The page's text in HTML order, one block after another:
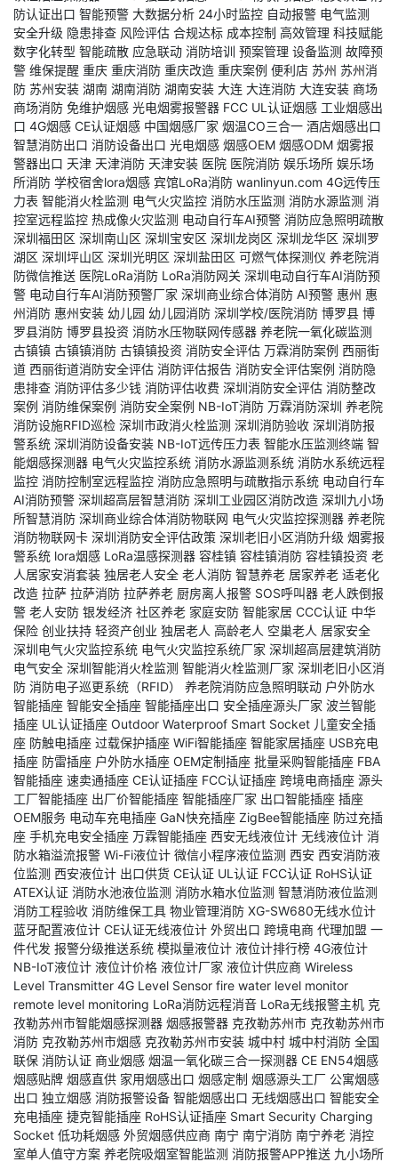
防认证出口 智能预警 大数据分析 24小时监控 自动报警 电气监测
安全升级 隐患排查 风险评估 合规达标 成本控制 高效管理 科技赋能
数字化转型 智能疏散 应急联动 消防培训 预案管理 设备监测 故障预
警 维保提醒 重庆 重庆消防 重庆改造 重庆案例 便利店 苏州 苏州消
防 苏州安装 湖南 湖南消防 湖南安装 大连 大连消防 大连安装 商场
商场消防 免维护烟感 光电烟雾报警器 FCC UL认证烟感 工业烟感出
口 4G烟感 CE认证烟感 中国烟感厂家 烟温CO三合一 酒店烟感出口
智慧消防出口 消防设备出口 光电烟感 烟感OEM 烟感ODM 烟雾报
警器出口 天津 天津消防 天津安装 医院 医院消防 娱乐场所 娱乐场
所消防 学校宿舍lora烟感 宾馆LoRa消防 wanlinyun.com 4G远传压
力表 智能消火栓监测 电气火灾监控 消防水压监测 消防水源监测 消
控室远程监控 热成像火灾监测 电动自行车AI预警 消防应急照明疏散
深圳福田区 深圳南山区 深圳宝安区 深圳龙岗区 深圳龙华区 深圳罗
湖区 深圳坪山区 深圳光明区 深圳盐田区 可燃气体探测仪 养老院消
防微信推送 医院LoRa消防 LoRa消防网关 深圳电动自行车AI消防预
警 电动自行车AI消防预警厂家 深圳商业综合体消防 AI预警 惠州 惠
州消防 惠州安装 幼儿园 幼儿园消防 深圳学校/医院消防 博罗县 博
罗县消防 博罗县投资 消防水压物联网传感器 养老院一氧化碳监测
古镇镇 古镇镇消防 古镇镇投资 消防安全评估 万霖消防案例 西丽街
道 西丽街道消防安全评估 消防评估报告 消防安全评估案例 消防隐
患排查 消防评估多少钱 消防评估收费 深圳消防安全评估 消防整改
案例 消防维保案例 消防安全案例 NB-IoT消防 万霖消防深圳 养老院
消防设施RFID巡检 深圳市政消火栓监测 深圳消防验收 深圳消防报
警系统 深圳消防设备安装 NB-IoT远传压力表 智能水压监测终端 智
能烟感探测器 电气火灾监控系统 消防水源监测系统 消防水系统远程
监控 消防控制室远程监控 消防应急照明与疏散指示系统 电动自行车
AI消防预警 深圳超高层智慧消防 深圳工业园区消防改造 深圳九小场
所智慧消防 深圳商业综合体消防物联网 电气火灾监控探测器 养老院
消防物联网卡 深圳消防安全评估政策 深圳老旧小区消防升级 烟雾报
警系统 lora烟感 LoRa温感探测器 容桂镇 容桂镇消防 容桂镇投资 老
人居家安消套装 独居老人安全 老人消防 智慧养老 居家养老 适老化
改造 拉萨 拉萨消防 拉萨养老 厨房离人报警 SOS呼叫器 老人跌倒报
警 老人安防 银发经济 社区养老 家庭安防 智能家居 CCC认证 中华
保险 创业扶持 轻资产创业 独居老人 高龄老人 空巢老人 居家安全
深圳电气火灾监控系统 电气火灾监控系统厂家 深圳超高层建筑消防
电气安全 深圳智能消火栓监测 智能消火栓监测厂家 深圳老旧小区消
防 消防电子巡更系统（RFID） 养老院消防应急照明联动 户外防水
智能插座 智能安全插座 智能插座出口 安全插座源头厂家 波兰智能
插座 UL认证插座 Outdoor Waterproof Smart Socket 儿童安全插
座 防触电插座 过载保护插座 WiFi智能插座 智能家居插座 USB充电
插座 防雷插座 户外防水插座 OEM定制插座 批量采购智能插座 FBA
智能插座 速卖通插座 CE认证插座 FCC认证插座 跨境电商插座 源头
工厂智能插座 出厂价智能插座 智能插座厂家 出口智能插座 插座
OEM服务 电动车充电插座 GaN快充插座 ZigBee智能插座 防过充插
座 手机充电安全插座 万霖智能插座 西安无线液位计 无线液位计 消
防水箱溢流报警 Wi-Fi液位计 微信小程序液位监测 西安 西安消防液
位监测 西安液位计 出口供货 CE认证 UL认证 FCC认证 RoHS认证
ATEX认证 消防水池液位监测 消防水箱水位监测 智慧消防液位监测
消防工程验收 消防维保工具 物业管理消防 XG-SW680无线水位计
蓝牙配置液位计 CE认证无线液位计 外贸出口 跨境电商 代理加盟 一
件代发 报警分级推送系统 模拟量液位计 液位计排行榜 4G液位计
NB-IoT液位计 液位计价格 液位计厂家 液位计供应商 Wireless
Level Transmitter 4G Level Sensor fire water level monitor
remote level monitoring LoRa消防远程消音 LoRa无线报警主机 克
孜勒苏州市智能烟感探测器 烟感报警器 克孜勒苏州市 克孜勒苏州市
消防 克孜勒苏州市烟感 克孜勒苏州市安装 城中村 城中村消防 全国
联保 消防认证 商业烟感 烟温一氧化碳三合一探测器 CE EN54烟感
烟感贴牌 烟感直供 家用烟感出口 烟感定制 烟感源头工厂 公寓烟感
出口 独立烟感 消防报警设备 智能烟感出口 无线烟感出口 智能安全
充电插座 捷克智能插座 RoHS认证插座 Smart Security Charging
Socket 低功耗烟感 外贸烟感供应商 南宁 南宁消防 南宁养老 消控
室单人值守方案 养老院吸烟室智能监测 消防报警APP推送 九小场所